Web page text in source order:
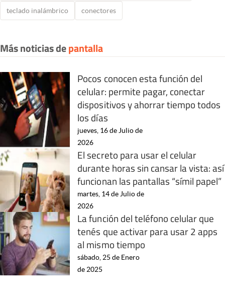
teclado inalámbrico conectores
Más noticias depantalla
Pocos conocen esta función del
celular: permite pagar, conectar
dispositivos y ahorrar tiempo todos
los días
jueves, 16 de Julio de
2026
El secreto para usar el celular
durante horas sin cansar la vista: así
funcionan las pantallas “símil papel”
martes, 14 de Julio de
2026
La función del teléfono celular que
tenés que activar para usar 2 apps
al mismo tiempo
sábado, 25 de Enero
de 2025